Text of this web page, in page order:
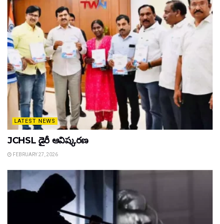
LATEST NEWS
JCHSL డైరీ ఆవిష్కరణ
FEBRUARY 27, 2026